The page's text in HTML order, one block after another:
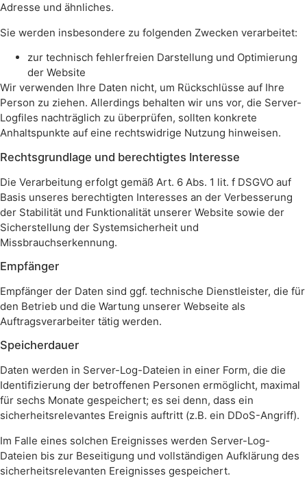
Adresse und ähnliches.
Sie werden insbesondere zu folgenden Zwecken verarbeitet:
zur technisch fehlerfreien Darstellung und Optimierung
der Website
Wir verwenden Ihre Daten nicht, um Rückschlüsse auf Ihre
Person zu ziehen. Allerdings behalten wir uns vor, die Server-
Logfiles nachträglich zu überprüfen, sollten konkrete
Anhaltspunkte auf eine rechtswidrige Nutzung hinweisen.
Rechtsgrundlage und berechtigtes Interesse
Die Verarbeitung erfolgt gemäß Art. 6 Abs. 1 lit. f DSGVO auf
Basis unseres berechtigten Interesses an der Verbesserung
der Stabilität und Funktionalität unserer Website sowie der
Sicherstellung der Systemsicherheit und
Missbrauchserkennung.
Empfänger
Empfänger der Daten sind ggf. technische Dienstleister, die für
den Betrieb und die Wartung unserer Webseite als
Auftragsverarbeiter tätig werden.
Speicherdauer
Daten werden in Server-Log-Dateien in einer Form, die die
Identifizierung der betroffenen Personen ermöglicht, maximal
für sechs Monate gespeichert; es sei denn, dass ein
sicherheitsrelevantes Ereignis auftritt (z.B. ein DDoS-Angriff).
Im Falle eines solchen Ereignisses werden Server-Log-
Dateien bis zur Beseitigung und vollständigen Aufklärung des
sicherheitsrelevanten Ereignisses gespeichert.